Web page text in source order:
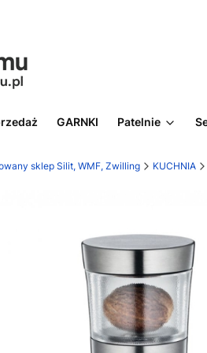
GARNKI Patelnie
sklep Silit, WMF, Zwilling KUCHNIA